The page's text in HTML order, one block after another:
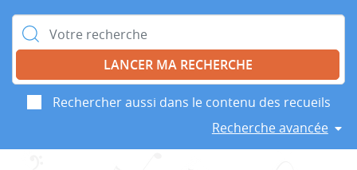
Rechercher :
Rechercher aussi dans le contenu des recueils
Recherche avancée